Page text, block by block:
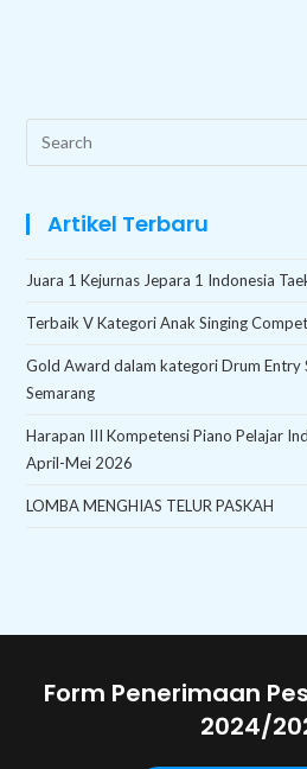
Search
this
Artikel Terbaru
Juara 1 Kejurnas Jepara 1 Indonesia
Terbaik V Kategori Anak Singing
Gold Award dalam kategori Drum Entry
Semarang
Harapan III Kompetensi Piano Pelajar
April-Mei 2026
LOMBA MENGHIAS TELUR PASKAH
Form Penerimaan
2024/